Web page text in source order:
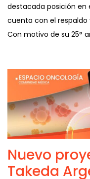
destacada posición en
cuenta con el respaldo
Con motivo de su 25°
Nuevo
Takeda